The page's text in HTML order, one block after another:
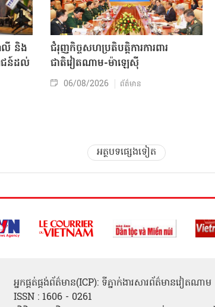
លី និង
ជន៍ដល់
ជំរុញកិច្ចសហប្រតិបត្តិការការពារ
ជាតិវៀតណាម-ម៉ាឡេស៊ី
06/08/2026 ព័ត៌មាន
អត្ថបទផ្សេងទៀត
អ្នកផ្គត់ផ្គង់ព័ត៌មាន(ICP): ទីភ្នាក់ងារសារព័ត៌មានវៀតណាម
ISSN : 1606 - 0261